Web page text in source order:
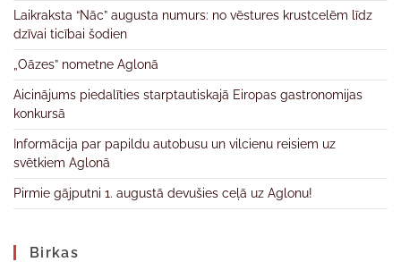
Laikraksta “Nāc” augusta numurs: no vēstures krustcelēm līdz
dzīvai ticībai šodien
„Oāzes” nometne Aglonā
Aicinājums piedalīties starptautiskajā Eiropas gastronomijas
konkursā
Informācija par papildu autobusu un vilcienu reisiem uz
svētkiem Aglonā
Pirmie gājputni 1. augustā devušies ceļā uz Aglonu!
Birkas